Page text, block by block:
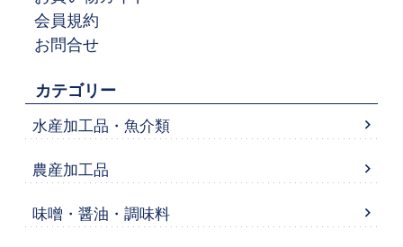
会員規約
お問合せ
カテゴリー
水産加工品・魚介類
農産加工品
味噌・醤油・調味料